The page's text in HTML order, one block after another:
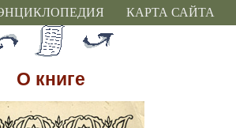
КАРТА САЙТА
О книге